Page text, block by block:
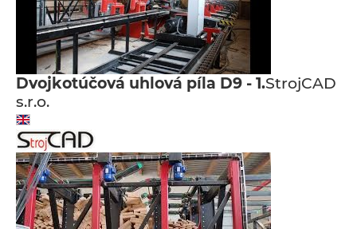
Dvojkotúčová uhlová píla D9 - 1.StrojCAD
s.r.o.